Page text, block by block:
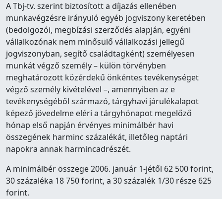
A Tbj-tv. szerint biztosított a díjazás ellenében
munkavégzésre irányuló egyéb jogviszony keretében
(bedolgozói, megbízási szerződés alapján, egyéni
vállalkozónak nem minősülő vállalkozási jellegű
jogviszonyban, segítő családtagként) személyesen
munkát végző személy – külön törvényben
meghatározott közérdekű önkéntes tevékenységet
végző személy kivételével –, amennyiben az e
tevékenységéből származó, tárgyhavi járulékalapot
képező jövedelme eléri a tárgyhónapot megelőző
hónap első napján érvényes minimálbér havi
összegének harminc százalékát, illetőleg naptári
napokra annak harmincadrészét.
A minimálbér összege 2006. január 1-jétől 62 500 forint,
30 százaléka 18 750 forint, a 30 százalék 1/30 része 625
forint.